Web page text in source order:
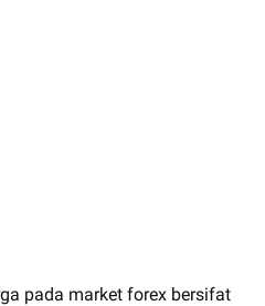
pada market forex bersifat